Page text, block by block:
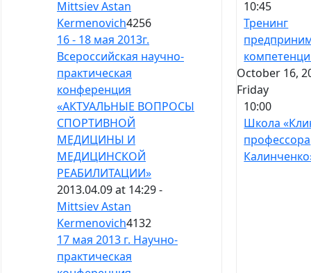
Mittsiev Astan
Kermenovich4256
16 - 18 мая 2013г.
Всероссий­ская научно-
практическая
конференция
«АКТУАЛЬНЫЕ ВОПРОСЫ
СПОРТИВНОЙ
МЕДИЦИНЫ И
МЕДИЦИНСКОЙ
РЕАБИЛИТАЦИИ»
2013.04.09 at 14:29 -
Mittsiev Astan
Kermenovich4132
17 мая 2013 г. Научно-
практическая
10:45
Тренинг
October 16,
Friday
10:00
Школа
профессора